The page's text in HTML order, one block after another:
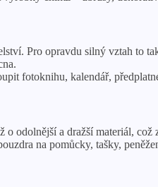
Pro opravdu silný vztah to
fotoknihu, kalendář,
odolnější a dražší materiál,
na pomůcky, tašky,